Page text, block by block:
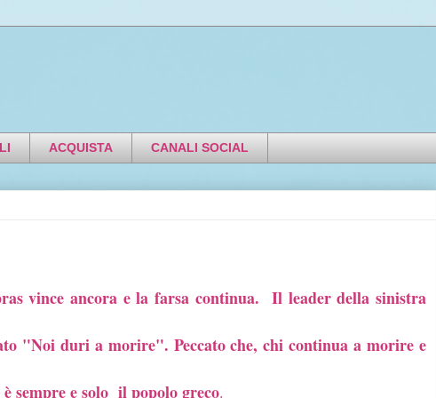
ACQUISTA CANALI SOCIAL
vince ancora e la farsa continua. Il leader della sinistra
"Noi duri a morire". Peccato che,chi continua a morire e
è sempre e solo il popolo greco.